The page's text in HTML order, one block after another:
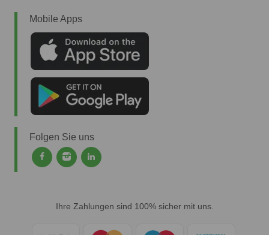
Mobile Apps
Folgen Sie uns
Ihre Zahlungen sind 100% sicher mit uns.